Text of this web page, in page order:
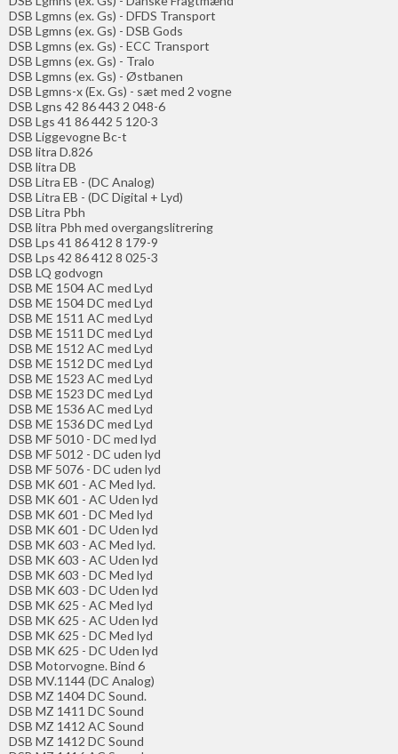
DSB Lgmns (ex. Gs) - DFDS Transport
DSB Lgmns (ex. Gs) - DSB Gods
DSB Lgmns (ex. Gs) - ECC Transport
DSB Lgmns (ex. Gs) - Tralo
DSB Lgmns (ex. Gs) - Østbanen
DSB Lgmns-x (Ex. Gs) - sæt med 2 vogne
DSB Lgns 42 86 443 2 048-6
DSB Lgs 41 86 442 5 120-3
DSB Liggevogne Bc-t
DSB litra D.826
DSB litra DB
DSB Litra EB - (DC Analog)
DSB Litra EB - (DC Digital + Lyd)
DSB Litra Pbh
DSB litra Pbh med overgangslitrering
DSB Lps 41 86 412 8 179-9
DSB Lps 42 86 412 8 025-3
DSB LQ godvogn
DSB ME 1504 AC med Lyd
DSB ME 1504 DC med Lyd
DSB ME 1511 AC med Lyd
DSB ME 1511 DC med Lyd
DSB ME 1512 AC med Lyd
DSB ME 1512 DC med Lyd
DSB ME 1523 AC med Lyd
DSB ME 1523 DC med Lyd
DSB ME 1536 AC med Lyd
DSB ME 1536 DC med Lyd
DSB MF 5010 - DC med lyd
DSB MF 5012 - DC uden lyd
DSB MF 5076 - DC uden lyd
DSB MK 601 - AC Med lyd.
DSB MK 601 - AC Uden lyd
DSB MK 601 - DC Med lyd
DSB MK 601 - DC Uden lyd
DSB MK 603 - AC Med lyd.
DSB MK 603 - AC Uden lyd
DSB MK 603 - DC Med lyd
DSB MK 603 - DC Uden lyd
DSB MK 625 - AC Med lyd
DSB MK 625 - AC Uden lyd
DSB MK 625 - DC Med lyd
DSB MK 625 - DC Uden lyd
DSB Motorvogne. Bind 6
DSB MV.1144 (DC Analog)
DSB MZ 1404 DC Sound.
DSB MZ 1411 DC Sound
DSB MZ 1412 AC Sound
DSB MZ 1412 DC Sound